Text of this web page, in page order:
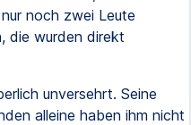
noch zwei Leute
die wurden direkt
unversehrt. Seine
alleine haben ihm nicht